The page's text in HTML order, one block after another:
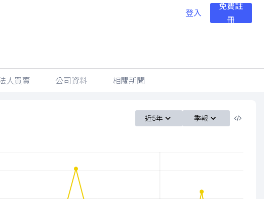
登入
免費註
冊
人買賣 公司資料 相關新聞
近5年 季報